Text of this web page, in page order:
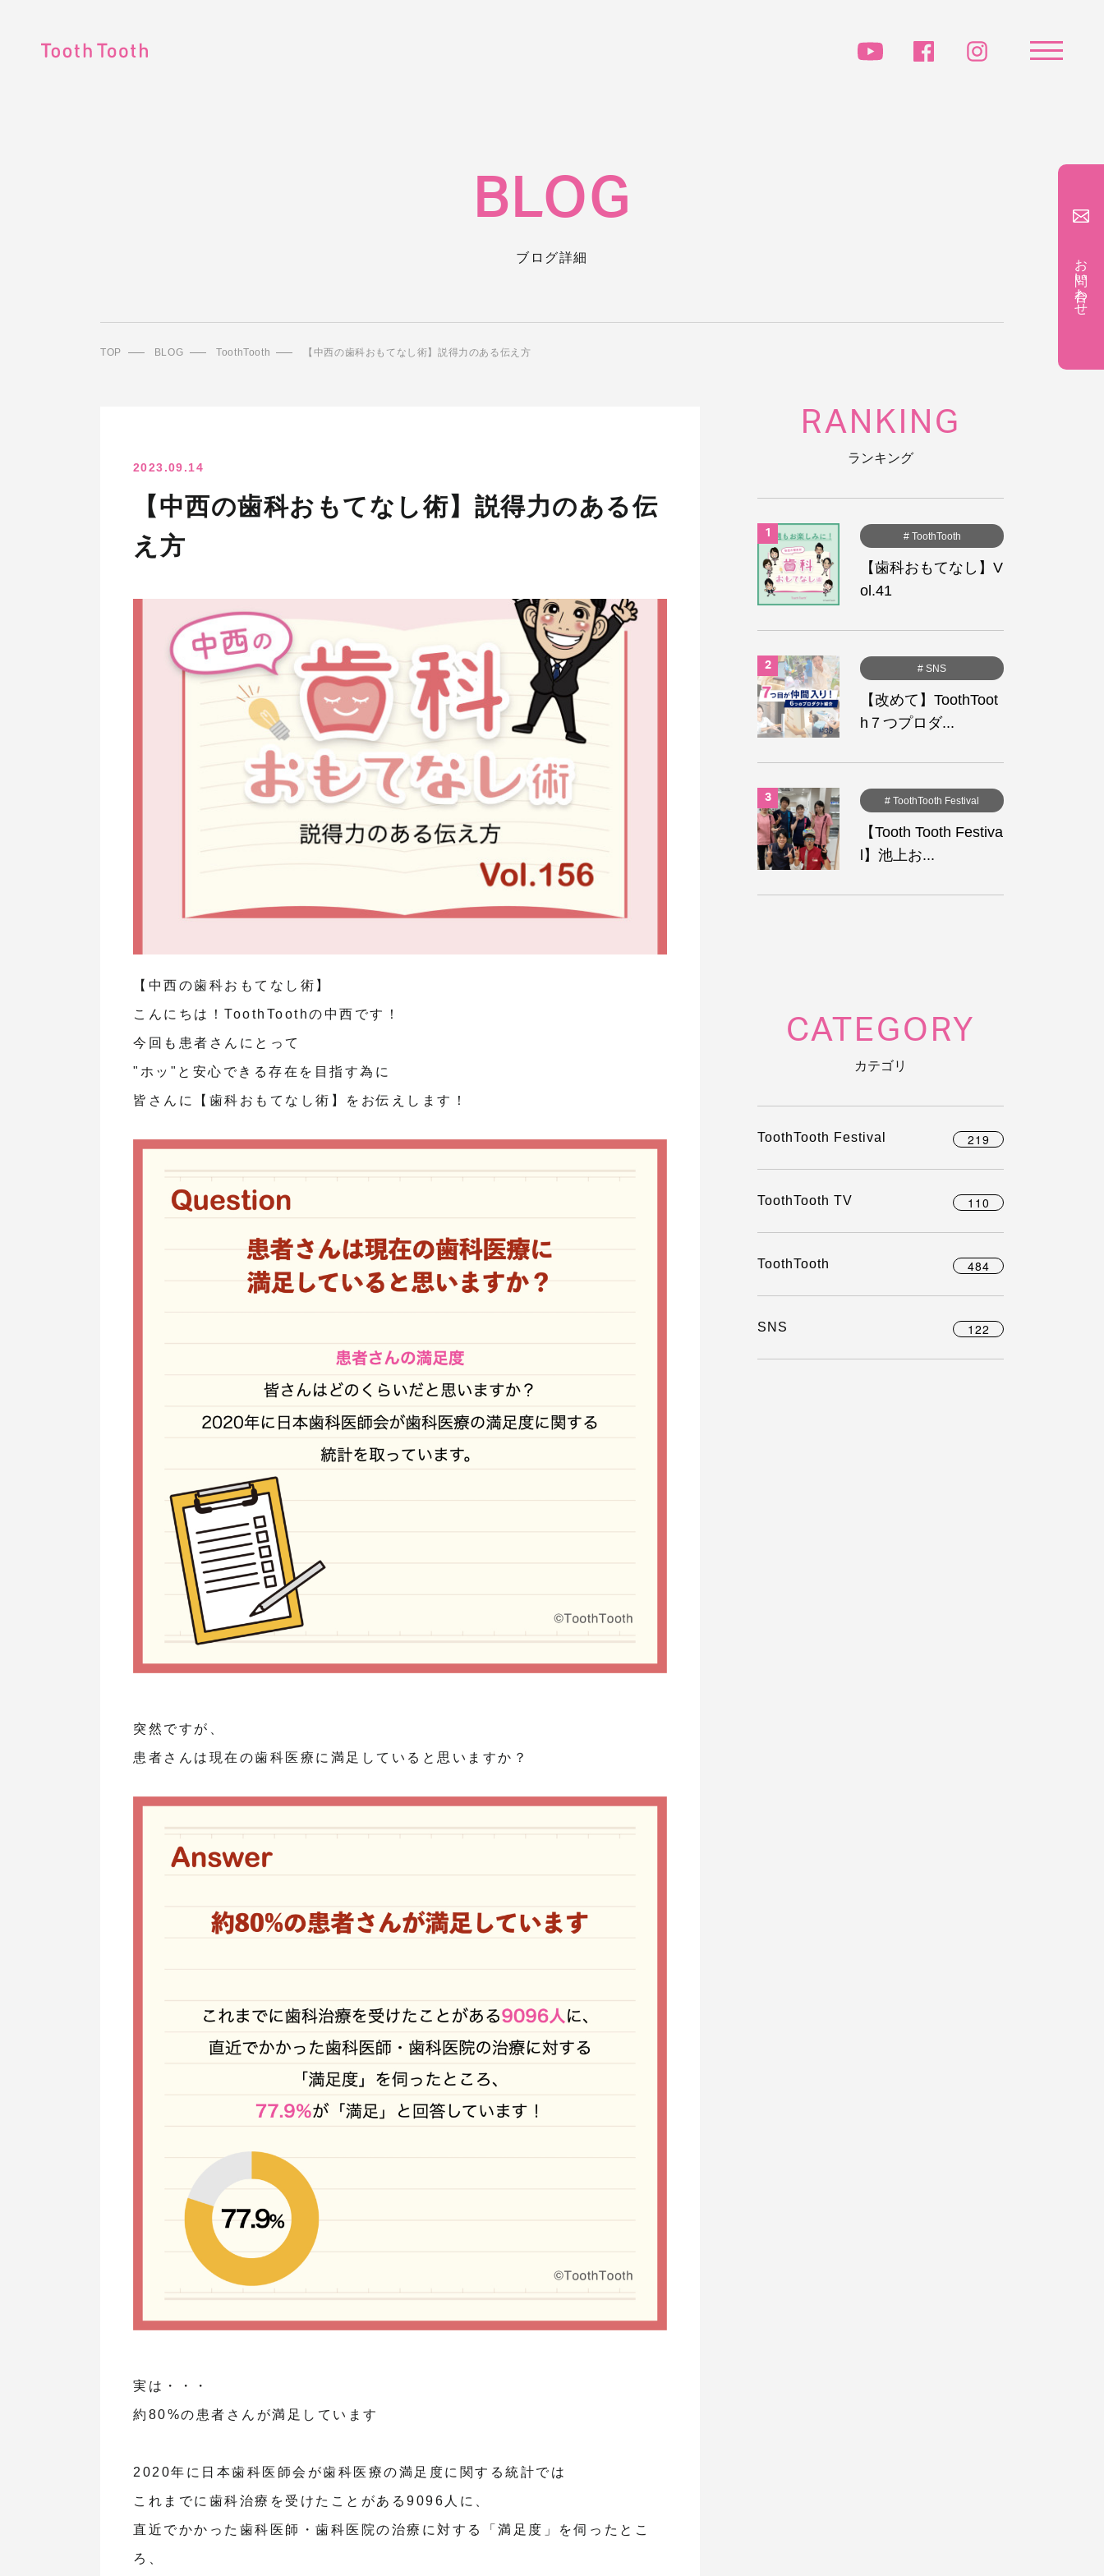
BLOG
ブログ詳細
TOP BLOG ToothTooth 【中西の歯科おもてなし術】説得力のある伝え方
2023.09.14
【中西の歯科おもてなし術】説得力のある伝
え方
【中西の歯科おもてなし術】
こんにちは！ToothToothの中西です！
今回も患者さんにとって
"ホッ"と安心できる存在を目指す為に
皆さんに【歯科おもてなし術】をお伝えします！
突然ですが、
患者さんは現在の歯科医療に満足していると思いますか？
実は・・・
約80%の患者さんが満足しています
2020年に日本歯科医師会が歯科医療の満足度に関する統計では
これまでに歯科治療を受けたことがある9096人に、
直近でかかった歯科医師・歯科医院の治療に対する「満足度」を伺ったとこ
ろ、
RANKING
ランキング
# ToothTooth
【歯科おもてなし】V
ol.41
# SNS
【改めて】ToothToot
h７つプロダ...
# ToothTooth Festival
【Tooth Tooth Festiva
l】池上お...
CATEGORY
カテゴリ
ToothTooth Festival 219
ToothTooth TV 110
ToothTooth 484
SNS 122
お問い合わせ